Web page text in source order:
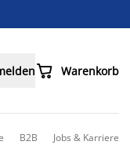
 Warenkorb
B2B Jobs & Karriere